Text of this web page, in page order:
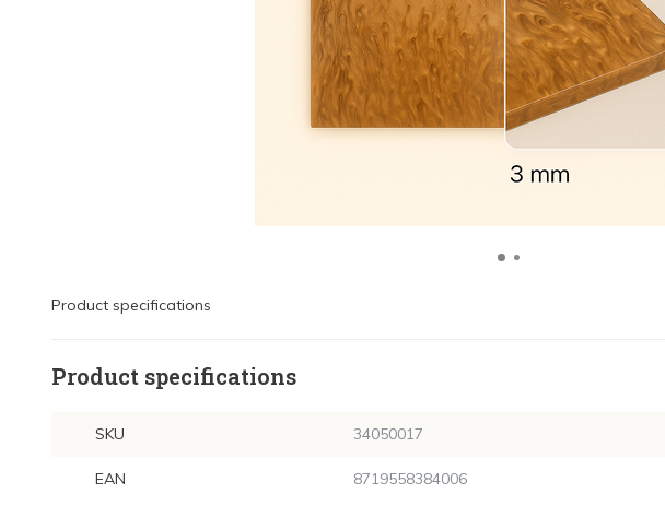
Product specifications
Product specifications
SKU 34050017
EAN 8719558384006